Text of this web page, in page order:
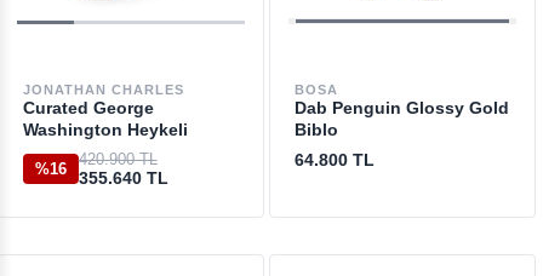
JONATHAN CHARLES
Curated George
Washington Heykeli
%16
420.900 TL
355.640 TL
BOSA
Dab Penguin Glossy Gold
Biblo
64.800 TL